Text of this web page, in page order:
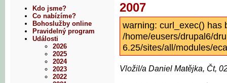
2007
warning: curl_exec() has
/home/eusers/drupal6/
6.25/sites/all/modules/
Vložil/a Daniel Matějka, Čt,
Kdo jsme?
Co nabízíme?
Bohoslužby online
Pravidelný program
Události
2026
2025
2024
2023
2022